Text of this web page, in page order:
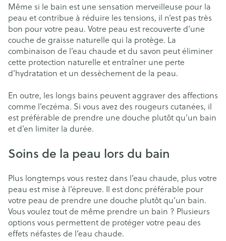
Même si le bain est une sensation merveilleuse pour la
peau et contribue à réduire les tensions, il n’est pas très
bon pour votre peau. Votre peau est recouverte d’une
couche de graisse naturelle qui la protège. La
combinaison de l’eau chaude et du savon peut éliminer
cette protection naturelle et entraîner une perte
d’hydratation et un dessèchement de la peau.
En outre, les longs bains peuvent aggraver des affections
comme l’eczéma. Si vous avez des rougeurs cutanées, il
est préférable de prendre une douche plutôt qu’un bain
et d’en limiter la durée.
Soins de la peau lors du bain
Plus longtemps vous restez dans l’eau chaude, plus votre
peau est mise à l’épreuve. Il est donc préférable pour
votre peau de prendre une douche plutôt qu’un bain.
Vous voulez tout de même prendre un bain ? Plusieurs
options vous permettent de protéger votre peau des
effets néfastes de l’eau chaude.